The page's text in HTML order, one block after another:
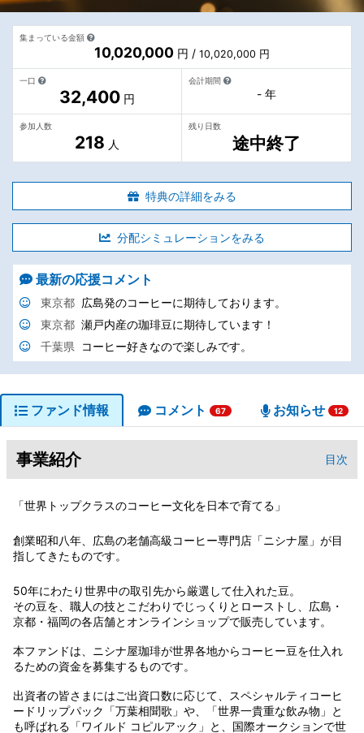
集まっている金額
10,020,000 円 / 10,020,000 円
一口
32,400 円
会計期間
- 年
参加人数
218 人
残り日数
途中終了
特典の詳細をみる
分配シミュレーションをみる
最新の応援コメント
東京都 広島発のコーヒーに期待しております。
東京都 瀬戸内産の珈琲豆に期待しています！
千葉県
コーヒー好きなので楽しみです。
ファンド情報 コメント 67 お知らせ 12
事業紹介 目次
「世界トップクラスのコーヒー文化を日本で育てる」
創業昭和八年、広島の老舗高級コーヒー専門店「ニシナ屋」が目
指してきたものです。
50年にわたり世界中の取引先から厳選して仕入れた豆。
その豆を、職人の技とこだわりでじっくりとローストし、広島・
京都・福岡の各店舗とオンラインショップで販売しています。
本ファンドは、ニシナ屋珈琲が世界各地からコーヒー豆を仕入れ
るための資金を募集するものです。
出資者の皆さまにはご出資口数に応じて、スペシャルティコーヒ
ードリップパック「万葉相聞歌」や、「世界一貴重な飲み物」と
も呼ばれる「ワイルド コピルアック」と、国際オークションで世